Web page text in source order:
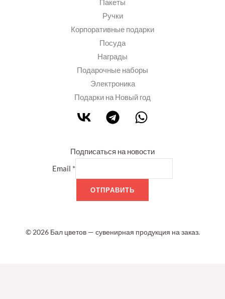
Пакеты
Ручки
Корпоративные подарки
Посуда
Награды
Подарочные наборы
Электроника
Подарки на Новый год
Подписаться на новости
Email *
ОТПРАВИТЬ
© 2026 Бал цветов — сувенирная продукция на заказ.